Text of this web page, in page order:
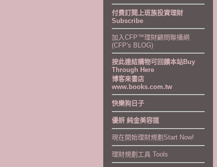
付費訂閱上班族投資理財
Subscribe
加入CFP™理財顧問聯播網
(CFP's BLOG)
按此連結購物可回饋本站Buy
Through Here
博客來書店
www.books.com.tw
快樂狗日子
優妍 純金美容道
現在開始理財規劃Start Now!
理財規劃工具 Tools